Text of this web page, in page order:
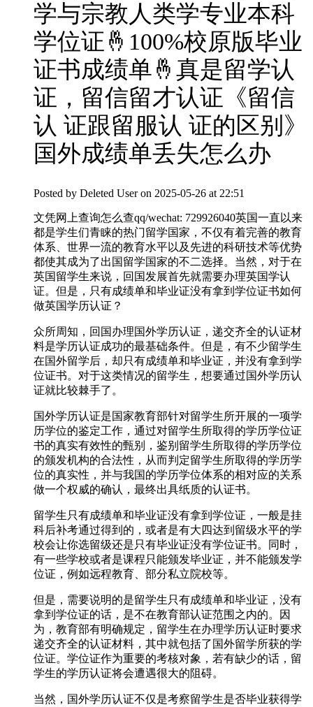
学与宗教人类学专业本科
学位证🤞100%校原版毕业
证书成绩单🤞真是留学认
证，留信留才认证《留信
认 证跟留服认 证的区别》
国外成绩单丢失怎么办
Posted by Deleted User on 2025-05-26 at 22:51
文凭网上查询怎么查qq/wechat: 729926040英国一直以来
都是学生们青睐的热门留学国家，不仅有着完善的教育
体系、世界一流的教育水平以及先进的科研技术等优势
都使其成为了出国留学国家的不二选择。当然，对于在
英国留学生来说，回国发展首先就需要办理英国学认
证。但是，只有成绩单和毕业证没有拿到学位证书如何
做英国学历认证？
众所周知，回国办理国外学历认证，递交齐全的认证材
料是学历认证成功的最基础条件。但是，有不少留学生
在国外留学后，却只有成绩单和毕业证，并没有拿到学
位证书。对于这类情况的留学生，想要通过国外学历认
证就比较棘手了。
国外学历认证是国家教育部针对留学生所开展的一项学
历学位的鉴定工作，通过对留学生所取得的学历学位证
书的真实有效性的甄别，鉴别留学生所取得的学历学位
的颁发机构的合法性，从而判定留学生所取得的学历学
位的真实性，并与我国的学历学位体系的相对应的关系
做一个权威的确认，最终出具纸质的认证书。
留学生只有成绩单和毕业证没有拿到学位证，一般是挂
科后补考通过得到的，或者是有大四达到留级水平的学
校会让你选留级还是只有毕业证没有学位证书。同时，
有一些学校或者是课程只能颁发毕业证，并不能颁发学
位证，例如远程教育、部分私立院校等。
但是，需要说明的是留学生只有成绩单和毕业证，没有
拿到学位证的话，是不在教育部认证范围之内的。因
为，教育部有明确规定，留学生在办理学历认证时要求
递交齐全的认证材料，其中就包括了国外留学所获的学
位证。学位证作为重要的考核对象，若有缺少的话，留
学生的学历认证将会遭遇很大的阻碍。
当然，国外学历认证不仅是考察留学生是否毕业获得学